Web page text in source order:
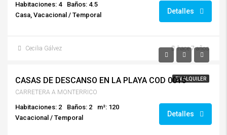
Habitaciones: 4
Baños: 4.5
Casa, Vacacional / Temporal
Detalles
Cecilia Gálvez hace 7 años
EN ALQUILER
CASAS DE DESCANSO EN LA PLAYA COD 0015
CARRETERA A MONTERRICO
Habitaciones: 2 Baños: 2
m²: 120
Vacacional / Temporal
Detalles